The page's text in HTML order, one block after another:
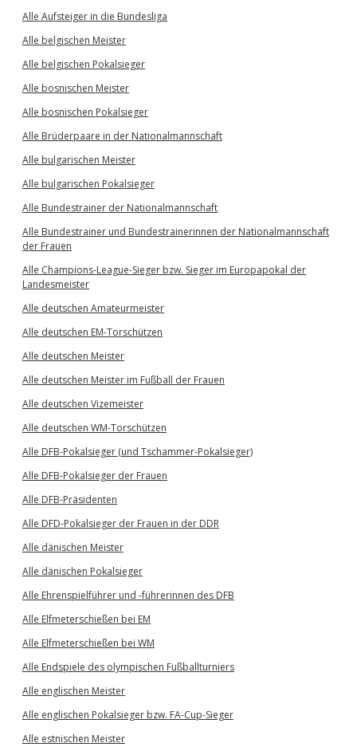
Alle Aufsteiger in die Bundesliga
Alle belgischen Meister
Alle belgischen Pokalsieger
Alle bosnischen Meister
Alle bosnischen Pokalsieger
Alle Brüderpaare in der Nationalmannschaft
Alle bulgarischen Meister
Alle bulgarischen Pokalsieger
Alle Bundestrainer der Nationalmannschaft
Alle Bundestrainer und Bundestrainerinnen der Nationalmannschaft
der Frauen
Alle Champions-League-Sieger bzw. Sieger im Europapokal der
Landesmeister
Alle deutschen Amateurmeister
Alle deutschen EM-Torschützen
Alle deutschen Meister
Alle deutschen Meister im Fußball der Frauen
Alle deutschen Vizemeister
Alle deutschen WM-Torschützen
Alle DFB-Pokalsieger (und Tschammer-Pokalsieger)
Alle DFB-Pokalsieger der Frauen
Alle DFB-Präsidenten
Alle DFD-Pokalsieger der Frauen in der DDR
Alle dänischen Meister
Alle dänischen Pokalsieger
Alle Ehrenspielführer und -führerinnen des DFB
Alle Elfmeterschießen bei EM
Alle Elfmeterschießen bei WM
Alle Endspiele des olympischen Fußballturniers
Alle englischen Meister
Alle englischen Pokalsieger bzw. FA-Cup-Sieger
Alle estnischen Meister